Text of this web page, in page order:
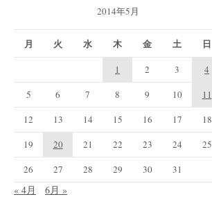
2014年5月
月 火 水 木 金 土 日
1 2 3
4
5
6 7 8 9 10
11
12
13 14 15 16 17
18
19
20 21 22 23 24
25
26
27 28 29 30 31
« 4月 6月 »